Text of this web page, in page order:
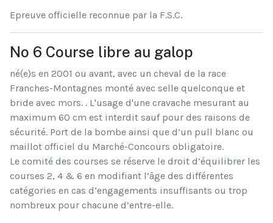
Epreuve officielle reconnue par la F.S.C.
No 6 Course libre au galop
né(e)s en 2001 ou avant, avec un cheval de la race
Franches-Montagnes monté avec selle quelconque et
bride avec mors. . L'usage d'une cravache mesurant au
maximum 60 cm est interdit sauf pour des raisons de
sécurité. Port de la bombe ainsi que d’un pull blanc ou
maillot officiel du Marché-Concours obligatoire.
Le comité des courses se réserve le droit d’équilibrer les
courses 2, 4 & 6 en modifiant l’âge des différentes
catégories en cas d’engagements insuffisants ou trop
nombreux pour chacune d’entre-elle.